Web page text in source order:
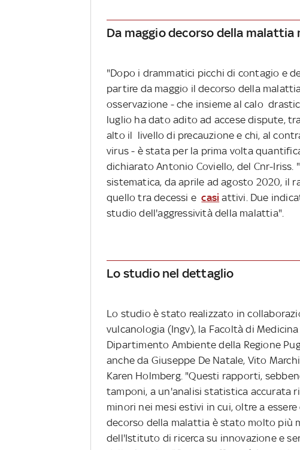
Da maggio decorso della
"Dopo i drammatici picchi di contagio e
partire da maggio il decorso della
osservazione - che insieme al calo
luglio ha dato adito ad accese dispute,
alto il livello di precauzione e chi, al
virus - è stata per la prima volta
dichiarato Antonio Coviello, del Cnr-
sistematica, da aprile ad agosto 2020, il
quello tra decessi ecasi attivi. Due
studio dell'aggressività della malattia".
Lo studio nel dettaglio
Lo studio è stato realizzato in
vulcanologia (Ingv), la Facoltà di
Dipartimento Ambiente della Regione
anche da Giuseppe De Natale, Vito
Karen Holmberg. "Questi rapporti,
tamponi, a un'analisi statistica accurata
minori nei mesi estivi in cui, oltre a
decorso della malattia è stato molto più
dell'Istituto di ricerca su innovazione e